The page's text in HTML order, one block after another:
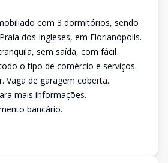
com 3 dormitórios, sendo
dos Ingleses, em Florianópolis.
sem saída, com fácil
o tipo de comércio e serviços.
Vaga de garagem coberta.
mais informações.
bancário.